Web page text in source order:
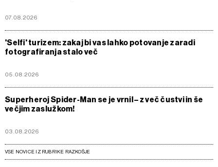
07.08.2026
'Selfi' turizem: zakaj bi vas lahko potovanje zaradi
fotografiranja stalo več
05.08.2026
Superheroj Spider-Man se je vrnil – z več čustvi in še
večjim zaslužkom!
03.08.2026
VSE NOVICE IZ RUBRIKE RAZKOŠJE